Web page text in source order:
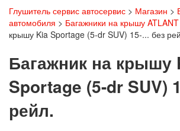
Глушитель сервис автосервис > Магазин >
автомобиля > Багажники на крышу ATLANT
крышу Kia Sportage (5-dr SUV) 15-... без
Багажник на крышу
Sportage (5-dr SUV)
рейл.